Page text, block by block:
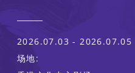
2026.07.03 - 2026.07.05
场地: